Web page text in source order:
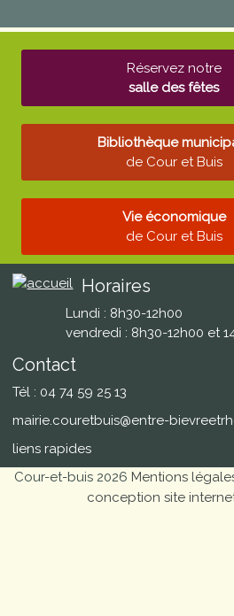
Réservez notre
salle des fêtes
Bibliothèque
de Cour et Buis
Vie économique
de Cour et Buis
Horaires
Lundi : 8h30-12h00
vendredi : 8h30-12h00 et
Contact
Tél : 04 74 59 25 13
mairie.couretbuis@entre-
liens rapides
Cour-et-buis 2026 Mentions
conception site